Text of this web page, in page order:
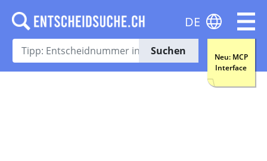
Suchen
Neu: MCP
Interface
DE